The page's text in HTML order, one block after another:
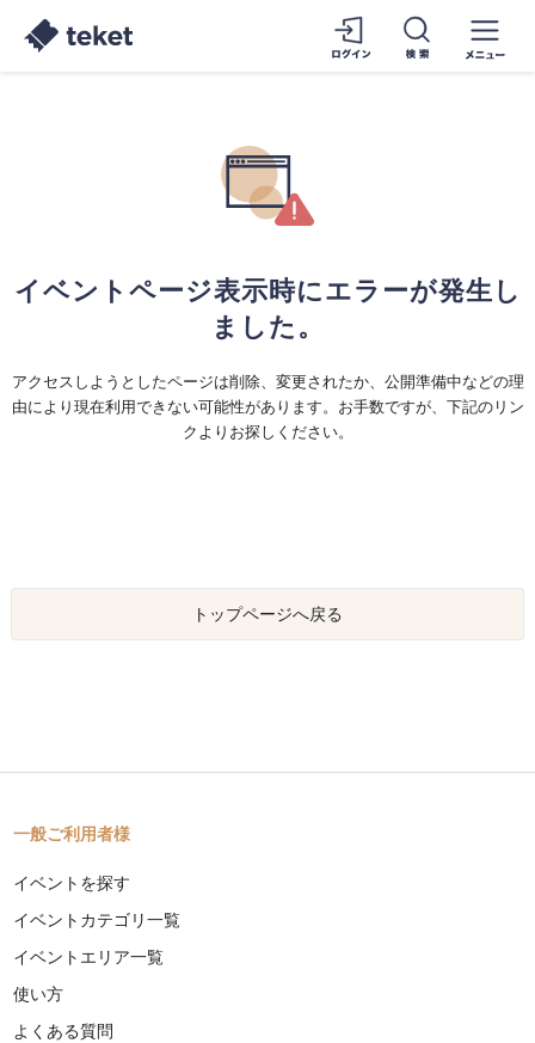
イベントページ表示時にエラーが発生し
ました。
アクセスしようとしたページは削除、変更されたか、公開準備中などの理
由により現在利用できない可能性があります。お手数ですが、下記のリン
クよりお探しください。
トップページへ戻る
一般ご利用者様
イベントを探す
イベントカテゴリ一覧
イベントエリア一覧
使い方
よくある質問